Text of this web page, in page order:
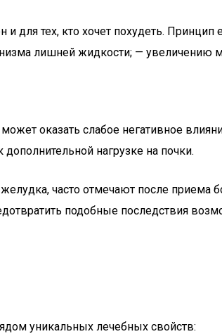
для тех, кто хочет похудеть.
лишней жидкости; — увеличению
оказать слабое негативное
нагрузке на почки.
часто отмечают после приема
подобные последствия
уникальных лечебных свойств: